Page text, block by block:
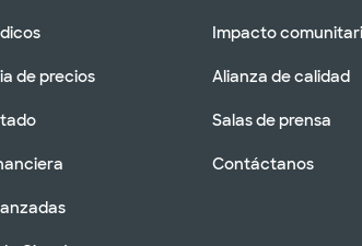
de precios
Impacto
Alianza de calidad
Salas de prensa
Contáctanos